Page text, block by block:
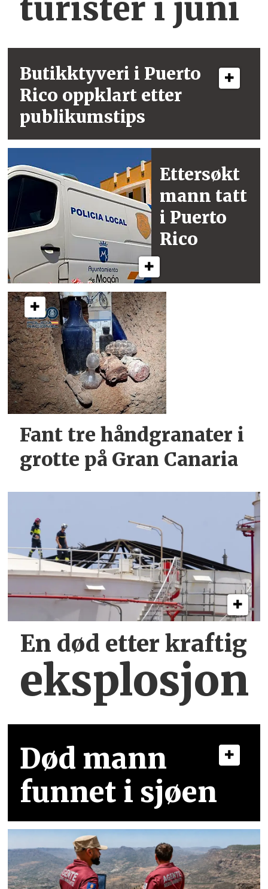
turister i juni
Butikktyveri i Puerto
Rico oppklart etter
publikumstips
Ettersøkt
mann tatt
i Puerto
Rico
Fant tre håndgranater i
grotte på Gran Canaria
En død etter kraftig
eksplosjon
Død mann
funnet i sjøen